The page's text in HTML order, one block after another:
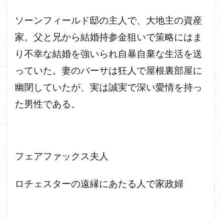
ソーンフィールド邸の主人で、大地主の資産
家。父と兄から結婚持参金狙いで策略にはま
り不幸な結婚を強いられ自暴自棄な生活を送
っていた。妻のバーサは狂人で屋根裏部屋に
幽閉していたが、実は誠実で深い愛情を持っ
た男性である。
フェアファックス夫人
ロチェスターの遠縁にあたる人で家政婦